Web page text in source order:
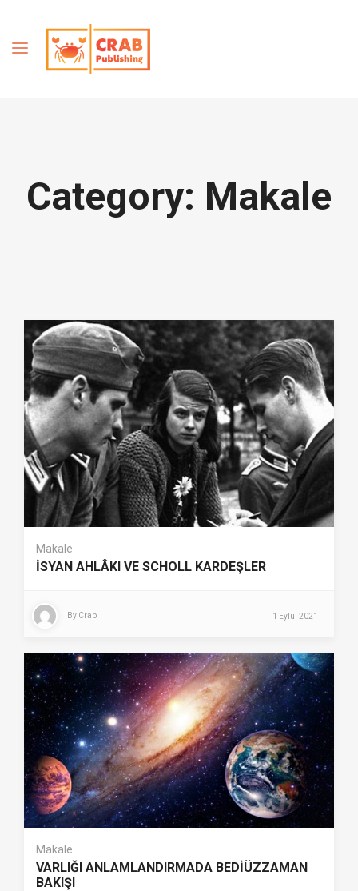
Category: Makale
Makale
İSYAN AHLÂKI VE SCHOLL KARDEŞLER
By Crab 1 Eylül 2021
Makale
VARLIĞI ANLAMLANDIRMADA BEDİÜZZAMAN
BAKIŞI